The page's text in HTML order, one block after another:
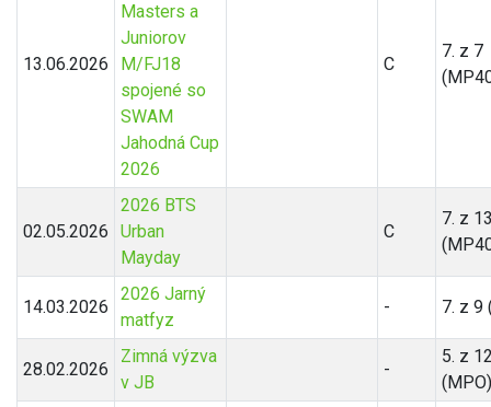
13.06.2026
Masters a
Juniorov
M/FJ18
spojené so
SWAM
Jahodná Cup
2026
C
7. z 7
02.05.2026
2026 BTS
Urban
Mayday
C
7. z
14.03.2026
2026 Jarný
matfyz
- 7. z 9
28.02.2026
Zimná výzva
v JB
-
5. z
(MPO)